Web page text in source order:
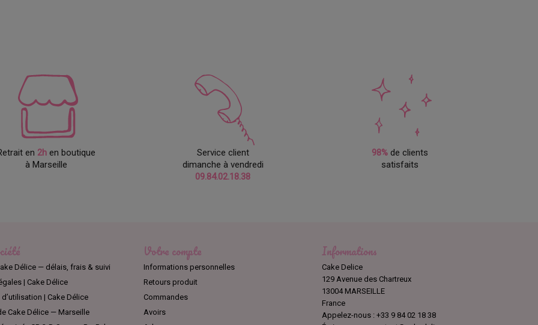
en 2hen boutique
à Marseille
Service client
dimanche à vendredi
09.84.02.18.38
98% de clients
satisfaits
Délice — délais, frais & suivi
| Cake Délice
| Cake Délice
Cake Délice — Marseille
Votre compte
Informations personnelles
Retours produit
Commandes
Avoirs
Informations
Cake Delice
129 Avenue des Chartreux
13004 MARSEILLE
France
Appelez-nous :+33 9 84 02 18 38